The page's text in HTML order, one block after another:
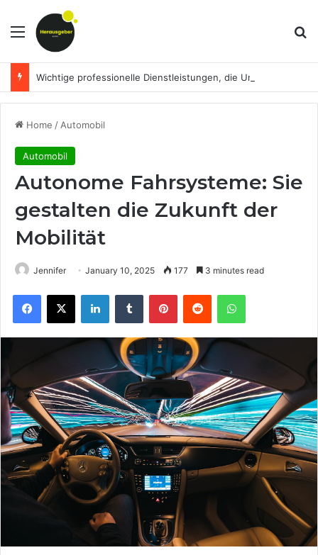
Menu
Home / Automobil
Automobil
Autonome Fahrsysteme: Sie
gestalten die Zukunft der
Mobilität
Jennifer January 10, 2025 177 3 minutes read
Facebook
X LinkedInTumblr PinterestReddit WhatsApp